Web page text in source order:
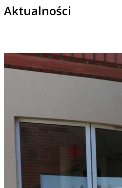
Aktualności